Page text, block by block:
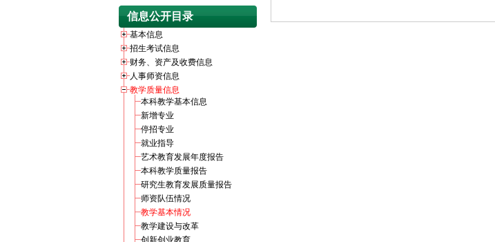
信息公开目录
基本信息
招生考试信息
财务、资产及收费信息
人事师资信息
教学质量信息
本科教学基本信息
新增专业
停招专业
就业指导
艺术教育发展年度报告
本科教学质量报告
研究生教育发展质量报告
师资队伍情况
教学基本情况
教学建设与改革
创新创业教育